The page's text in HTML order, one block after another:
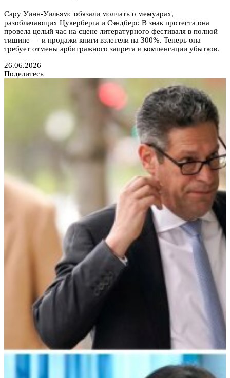
Сару Уинн-Уильямс обязали молчать о мемуарах,
разоблачающих Цукерберга и Сэндберг. В знак протеста она
провела целый час на сцене литературного фестиваля в полной
тишине — и продажи книги взлетели на 300%. Теперь она
требует отмены арбитражного запрета и компенсации убытков.
26.06.2026
Поделитесь